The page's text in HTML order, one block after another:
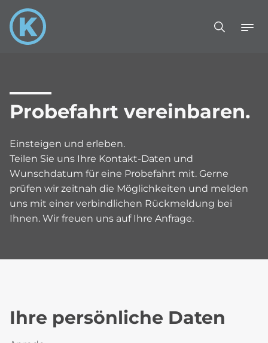
Probefahrt vereinbaren.
Einsteigen und erleben.
Teilen Sie uns Ihre Kontakt-Daten und
Wunschdatum für eine Probefahrt mit. Gerne
prüfen wir zeitnah die Möglichkeiten und melden
uns mit einer verbindlichen Rückmeldung bei
Ihnen. Wir freuen uns auf Ihre Anfrage.
Ihre persönliche Daten